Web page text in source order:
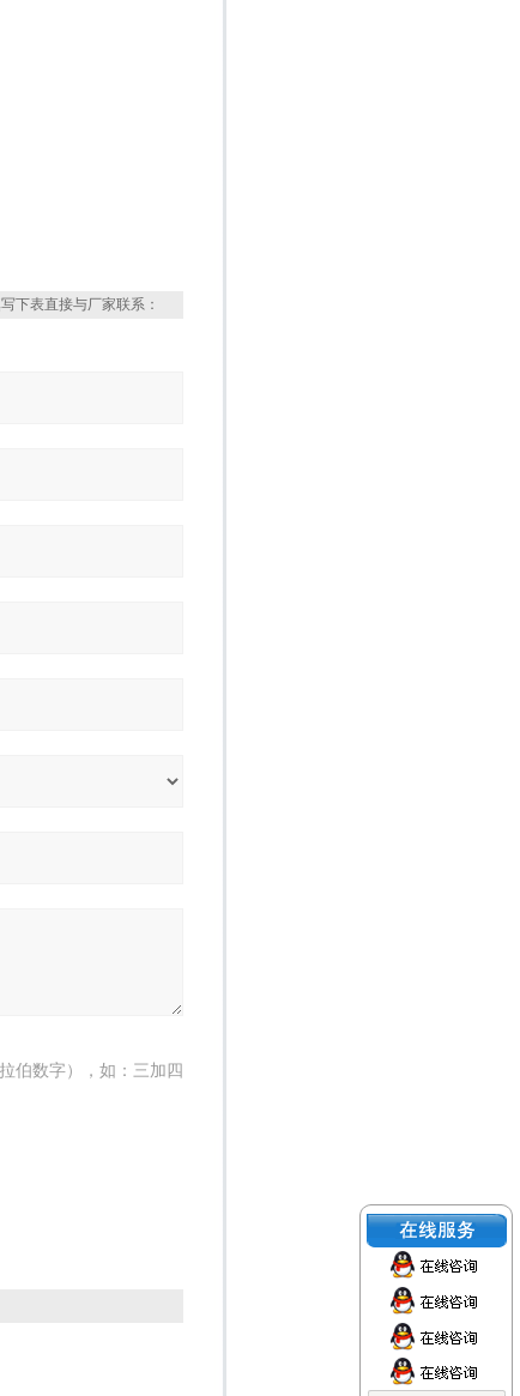
下表直接与厂家联系：
伯数字），如：三加四